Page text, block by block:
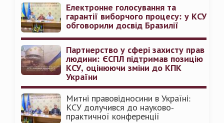
Електронне голосування та
гарантії виборчого процесу: у КСУ
обговорили досвід Бразилії
Партнерство у сфері захисту прав
людини: ЄСПЛ підтримав позицію
КСУ, оцінюючи зміни до КПК
України
Митні правовідносини в Україні:
КСУ долучився до науково-
практичної конференції